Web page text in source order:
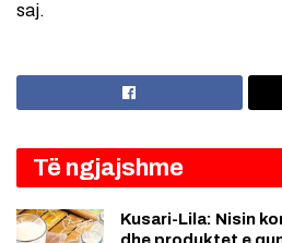
saj.
Të ngjajshme
Kusari-Lila: Nisin